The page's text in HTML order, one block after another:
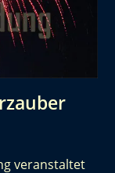
veranstaltet